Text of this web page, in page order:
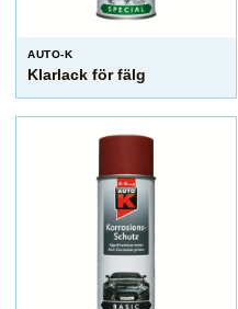
AUTO-K
Klarlack för fälg